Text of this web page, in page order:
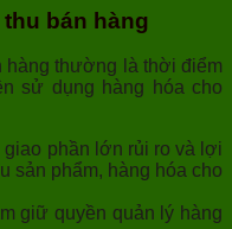
bán hàng
hàng thường là thời điểm
sử dụng hàng hóa cho
giao phần lớn rủi ro và lợi
sản phẩm, hàng hóa cho
giữ quyền quản lý hàng